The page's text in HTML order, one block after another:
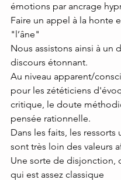
émotions par ancrage
Faire un appel à la honte
"l’âne"
Nous assistons ainsi à un
discours étonnant.
Au niveau apparent/
pour les zététiciens
critique, le doute
pensée rationnelle.
Dans les faits, les ressorts
sont très loin des valeurs
Une sorte de disjonction,
qui est assez classique